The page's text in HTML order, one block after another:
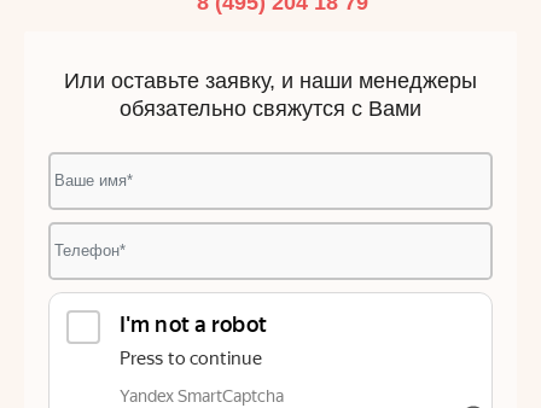
Или оставьте заявку, и наши менеджеры
обязательно свяжутся с Вами